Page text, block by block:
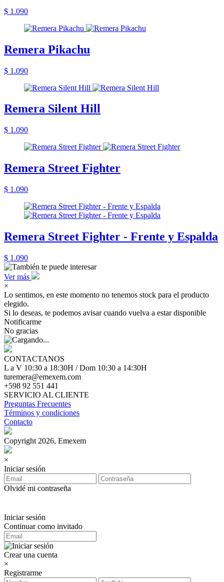
$ 1.090
Remera Pikachu
$ 1.090
Remera Silent Hill
$ 1.090
Remera Street Fighter
$ 1.090
Remera Street Fighter - Frente y Espalda
$ 1.090
Ver más
×
Lo sentimos, en este momento no tenemos stock para el producto
elegido.
Si lo deseas, te podemos avisar cuando vuelva a estar disponible
Notificarme
No gracias
CONTACTANOS
L a V 10:30 a 18:30H / Dom 10:30 a 14:30H
turemera@emexem.com
+598 92 551 441
SERVICIO AL CLIENTE
Preguntas Frecuentes
Términos y condiciones
Contacto
Copyright 2026, Emexem
×
Iniciar sesión
Olvidé mi contraseña
Iniciar sesión
Continuar como invitado
Crear una cuenta
×
Registrarme